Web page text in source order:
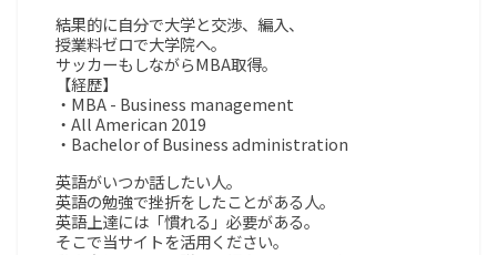
結果的に自分で大学と交渉、編入、
授業料ゼロで大学院へ。
サッカーもしながらMBA取得。
【経歴】
・MBA - Business management
・All American 2019
・Bachelor of Business administration
英語がいつか話したい人。
英語の勉強で挫折をしたことがある人。
英語上達には「慣れる」必要がある。
そこで当サイトを活用ください。